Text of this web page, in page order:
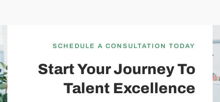
SCHEDULE A CONSULTATION TODAY
Start Your Journey To
Talent Excellence